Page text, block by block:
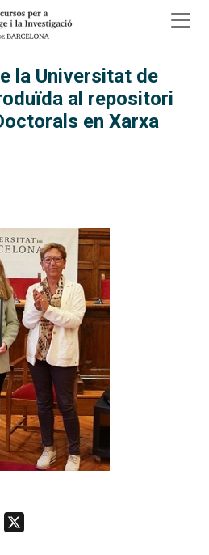
Vés al contingut
la Universitat de
al repositori
en Xarxa
WhatsApp